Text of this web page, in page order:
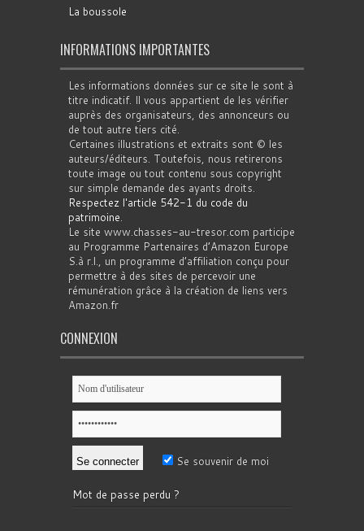
La boussole
INFORMATIONS IMPORTANTES
Les informations données sur ce site le sont à
titre indicatif. Il vous appartient de les vérifier
auprès des organisateurs, des annonceurs ou
de tout autre tiers cité.
Certaines illustrations et extraits sont © les
auteurs/éditeurs. Toutefois, nous retirerons
toute image ou tout contenu sous copyright
sur simple demande des ayants droits.
Respectez l'article 542-1 du code du
patrimoine
Le site www.chasses-au-tresor.com participe
au Programme Partenaires d’Amazon Europe
S.à r.l., un programme d’affiliation conçu pour
permettre à des sites de percevoir une
rémunération grâce à la création de liens vers
Amazon.fr
CONNEXION
Se souvenir de moi
Mot de passe perdu ?